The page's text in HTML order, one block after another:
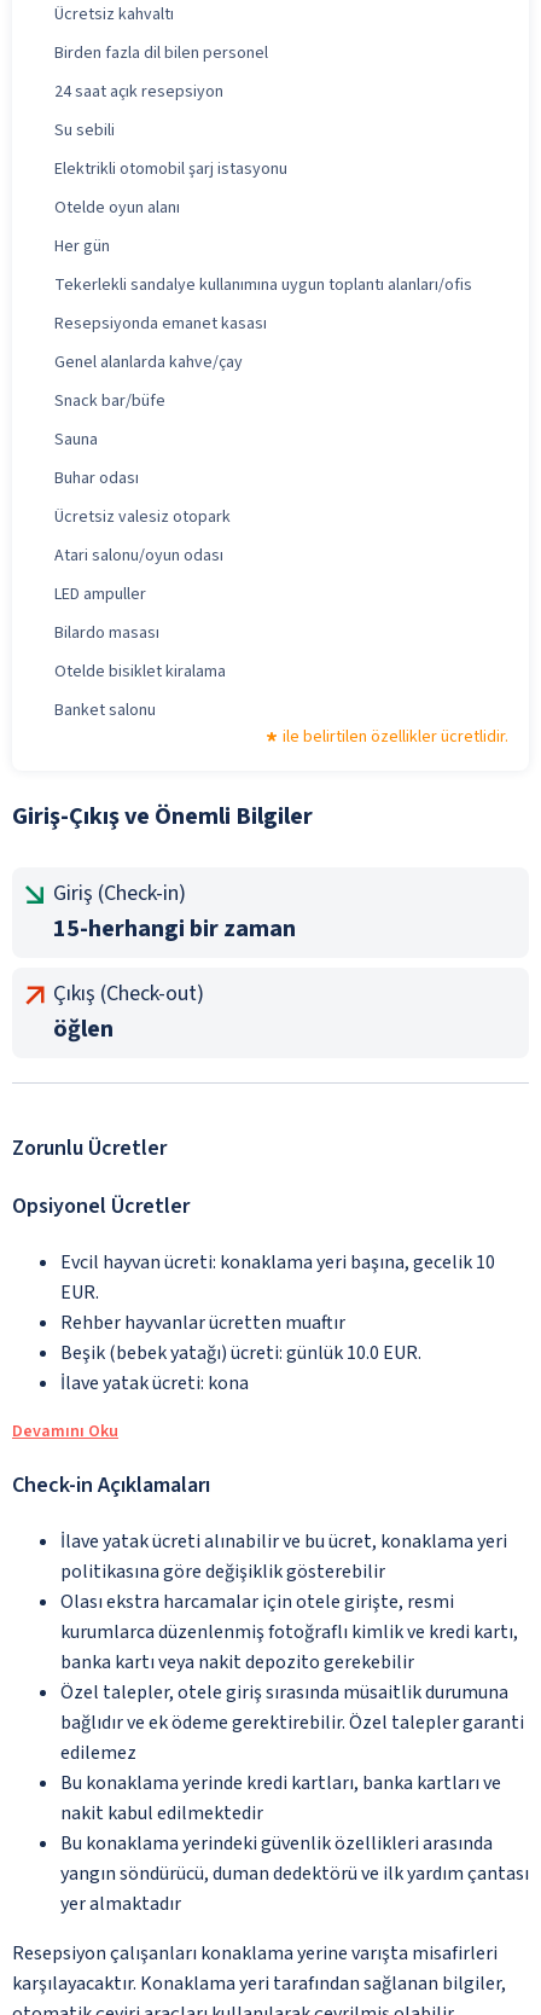
Ücretsiz kahvaltı
Birden fazla dil bilen personel
24 saat açık resepsiyon
Su sebili
Elektrikli otomobil şarj istasyonu
Otelde oyun alanı
Her gün
Tekerlekli sandalye kullanımına uygun toplantı alanları/ofis
Resepsiyonda emanet kasası
Genel alanlarda kahve/çay
Snack bar/büfe
Sauna
Buhar odası
Ücretsiz valesiz otopark
Atari salonu/oyun odası
LED ampuller
Bilardo masası
Otelde bisiklet kiralama
Banket salonu
ile belirtilen özellikler ücretlidir.
Giriş-Çıkış ve Önemli Bilgiler
Giriş (Check-in)
15-herhangi bir zaman
Çıkış (Check-out)
öğlen
Zorunlu Ücretler
Opsiyonel Ücretler
Evcil hayvan ücreti: konaklama yeri başına, gecelik 10
EUR.
Rehber hayvanlar ücretten muaftır
Beşik (bebek yatağı) ücreti: günlük 10.0 EUR.
İlave yatak ücreti: kona
Devamını Oku
Check-in Açıklamaları
İlave yatak ücreti alınabilir ve bu ücret, konaklama yeri
politikasına göre değişiklik gösterebilir
Olası ekstra harcamalar için otele girişte, resmi
kurumlarca düzenlenmiş fotoğraflı kimlik ve kredi kartı,
banka kartı veya nakit depozito gerekebilir
Özel talepler, otele giriş sırasında müsaitlik durumuna
bağlıdır ve ek ödeme gerektirebilir. Özel talepler garanti
edilemez
Bu konaklama yerinde kredi kartları, banka kartları ve
nakit kabul edilmektedir
Bu konaklama yerindeki güvenlik özellikleri arasında
yangın söndürücü, duman dedektörü ve ilk yardım çantası
yer almaktadır
Resepsiyon çalışanları konaklama yerine varışta misafirleri
karşılayacaktır. Konaklama yeri tarafından sağlanan bilgiler,